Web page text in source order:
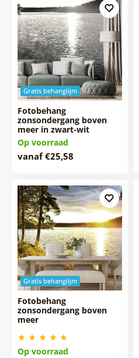
Gratis behanglijm
Fotobehang
zonsondergang boven
meer in zwart-wit
Op voorraad
vanaf €25,58
Gratis behanglijm
Fotobehang
zonsondergang boven
meer
Op voorraad